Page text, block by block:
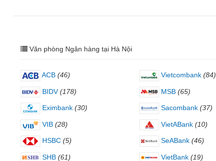
Văn phòng Ngân hàng tại Hà Nội
ACB (46) Vietcombank (84)
BIDV (178) MSB (65)
Eximbank (30) Sacombank (37)
VIB (28) VietABank (10)
HSBC (5) SeABank (46)
SHB (61) VietBank (19)